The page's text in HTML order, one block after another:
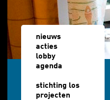
nieuws
acties
lobby
agenda
stichting los
projecten